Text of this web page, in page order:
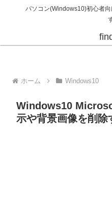
パソコン(Windows10)初心者
ホーム Windows10
Windows10
示や背景画像を削除